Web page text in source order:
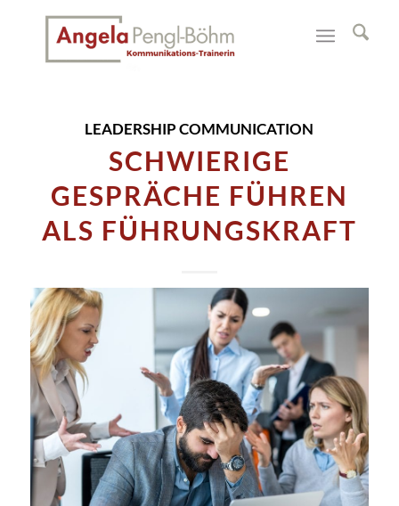
LEADERSHIP COMMUNICATION
SCHWIERIGE
GESPRÄCHE FÜHREN
ALS FÜHRUNGSKRAFT